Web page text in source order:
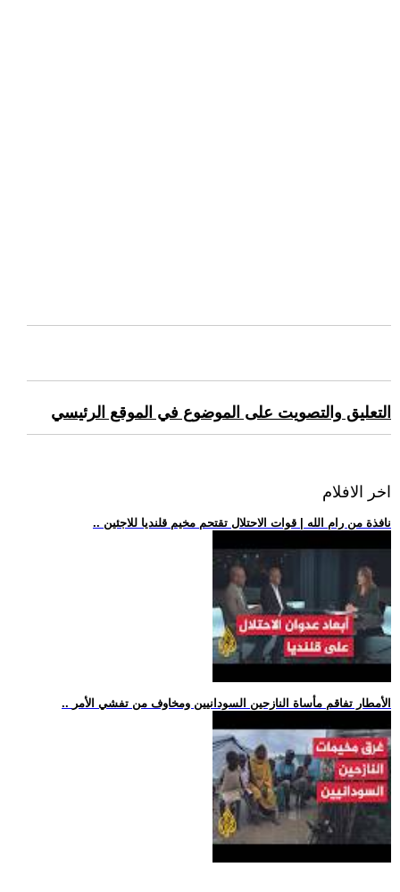
التعليق والتصويت على الموضوع في الموقع الرئيسي
اخر الافلام
.. نافذة من رام الله | قوات الاحتلال تقتحم مخيم قلنديا للاجئين
.. الأمطار تفاقم مأساة النازحين السودانيين ومخاوف من تفشي الأمر